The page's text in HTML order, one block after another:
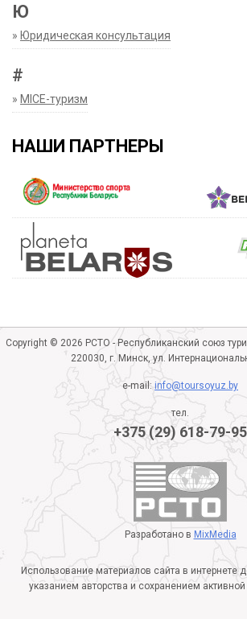
Ю
» Юридическая консультация
#
» MICE-туризм
НАШИ ПАРТНЕРЫ
Copyright © 2026 РСТО - Республиканский союз
220030, г. Минск, ул.
e-mail:info@toursoyuz.by
тел.
+375 (29) 618-79-95
Разработано в MixMedia
Использование материалов сайта в интернете
указанием авторства и сохранением